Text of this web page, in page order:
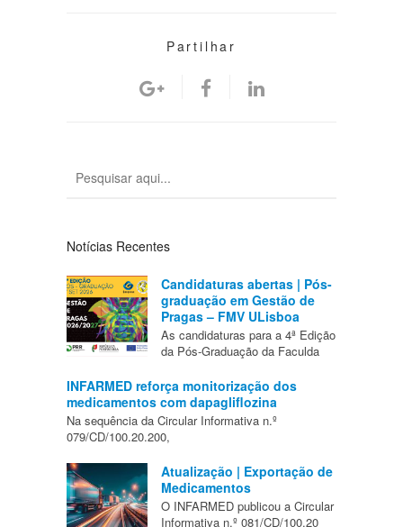
Partilhar
Notícias Recentes
Candidaturas abertas | Pós-
graduação em Gestão de
Pragas – FMV ULisboa
As candidaturas para a 4ª Edição
da Pós-Graduação da Faculda
INFARMED reforça monitorização dos
medicamentos com dapagliflozina
Na sequência da Circular Informativa n.º
079/CD/100.20.200,
Atualização | Exportação de
Medicamentos
O INFARMED publicou a Circular
Informativa n.º 081/CD/100.20